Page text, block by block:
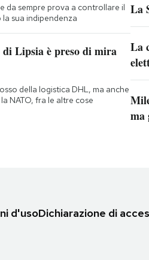
da sempre prova a controllare il
sua indipendenza
Lipsia è preso di mira
della logistica DHL, ma anche
NATO, fra le altre cose
La
La
ma
d'usoDichiarazione di